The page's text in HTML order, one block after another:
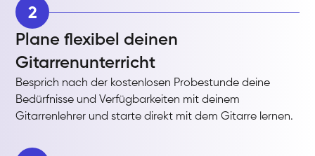
2
Plane flexibel deinen
Gitarrenunterricht
Besprich nach der kostenlosen Probestunde deine
Bedürfnisse und Verfügbarkeiten mit deinem
Gitarrenlehrer und starte direkt mit dem Gitarre lernen.